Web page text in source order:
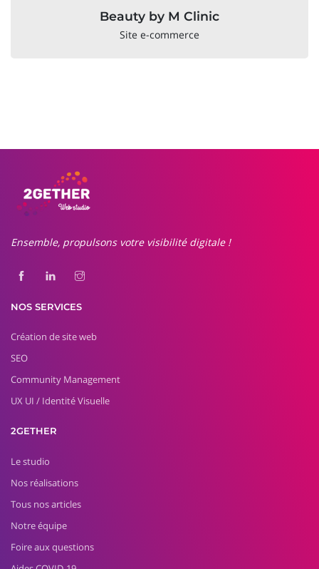
Beauty by M Clinic
Site e-commerce
Ensemble, propulsons votre visibilité digitale !
NOS SERVICES
Création de site web
SEO
Community Management
UX UI / Identité Visuelle
2GETHER
Le studio
Nos réalisations
Tous nos articles
Notre équipe
Foire aux questions